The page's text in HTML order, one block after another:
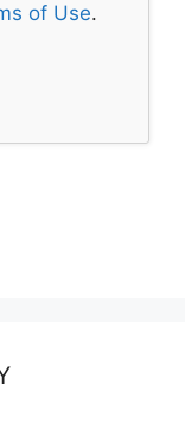
of Use.